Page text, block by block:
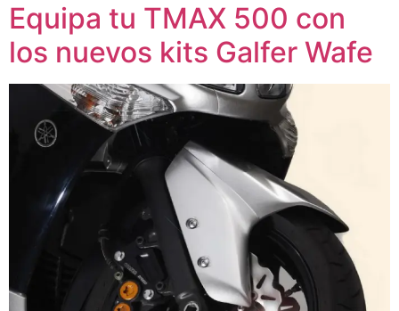
Equipa tu TMAX 500 con
los nuevos kits Galfer Wafe